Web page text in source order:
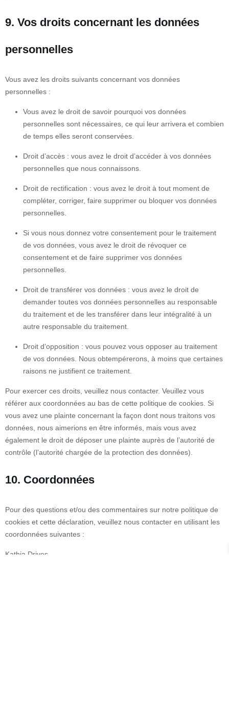
9. Vos droits concernant les données
personnelles
Vous avez les droits suivants concernant vos données
personnelles :
Vous avez le droit de savoir pourquoi vos données
personnelles sont nécessaires, ce qui leur arrivera et combien
de temps elles seront conservées.
Droit d’accès : vous avez le droit d’accéder à vos données
personnelles que nous connaissons.
Droit de rectification : vous avez le droit à tout moment de
compléter, corriger, faire supprimer ou bloquer vos données
personnelles.
Si vous nous donnez votre consentement pour le traitement
de vos données, vous avez le droit de révoquer ce
consentement et de faire supprimer vos données
personnelles.
Droit de transférer vos données : vous avez le droit de
demander toutes vos données personnelles au responsable
du traitement et de les transférer dans leur intégralité à un
autre responsable du traitement.
Droit d’opposition : vous pouvez vous opposer au traitement
de vos données. Nous obtempérerons, à moins que certaines
raisons ne justifient ce traitement.
Pour exercer ces droits, veuillez nous contacter. Veuillez vous
référer aux coordonnées au bas de cette politique de cookies. Si
vous avez une plainte concernant la façon dont nous traitons vos
données, nous aimerions en être informés, mais vous avez
également le droit de déposer une plainte auprès de l’autorité de
contrôle (l’autorité chargée de la protection des données).
10. Coordonnées
Pour des questions et/ou des commentaires sur notre politique de
cookies et cette déclaration, veuillez nous contacter en utilisant les
coordonnées suivantes :
Kathia Drives